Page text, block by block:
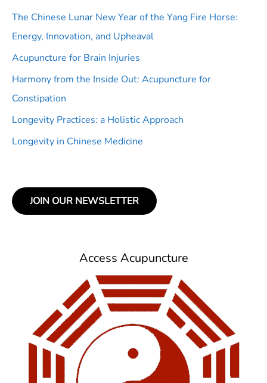
The Chinese Lunar New Year of the Yang Fire Horse:
Energy, Innovation, and Upheaval
Acupuncture for Brain Injuries
Harmony from the Inside Out: Acupuncture for
Constipation
Longevity Practices: a Holistic Approach
Longevity in Chinese Medicine
JOIN OUR NEWSLETTER
Access Acupuncture